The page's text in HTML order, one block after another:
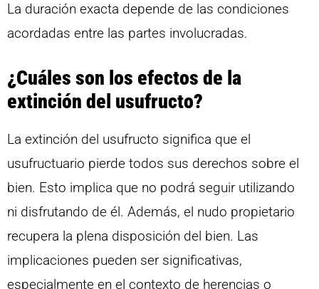
La duración exacta depende de las condiciones
acordadas entre las partes involucradas.
¿Cuáles son los efectos de la
extinción del usufructo?
La extinción del usufructo significa que el
usufructuario pierde todos sus derechos sobre el
bien. Esto implica que no podrá seguir utilizando
ni disfrutando de él. Además, el nudo propietario
recupera la plena disposición del bien. Las
implicaciones pueden ser significativas,
especialmente en el contexto de herencias o